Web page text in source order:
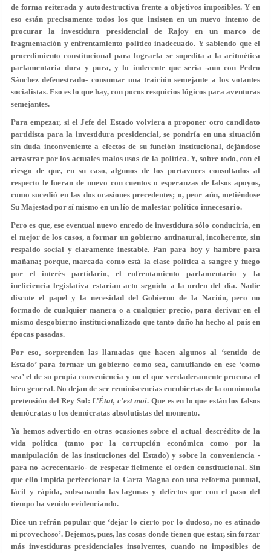
de forma reiterada y autodestructiva frente a objetivos imposibles. Y en
eso están precisamente todos los que insisten en un nuevo intento de
procurar la investidura presidencial de Rajoy en un marco de
fragmentación y enfrentamiento político inadecuado. Y sabiendo que el
procedimiento constitucional para lograrla se supedita a la aritmética
parlamentaria dura y pura, y lo indecente que sería -aun con Pedro
Sánchez defenestrado- consumar una traición semejante a los votantes
socialistas. Eso es lo que hay, con pocos resquicios lógicos para aventuras
semejantes.
Para empezar, si el Jefe del Estado volviera a proponer otro candidato
partidista para la investidura presidencial, se pondría en una situación
sin duda inconveniente a efectos de su función institucional, dejándose
arrastrar por los actuales malos usos de la política. Y, sobre todo, con el
riesgo de que, en su caso, algunos de los portavoces consultados al
respecto le fueran de nuevo con cuentos o esperanzas de falsos apoyos,
como sucedió en las dos ocasiones precedentes; o, peor aún, metiéndose
Su Majestad por sí mismo en un lío de malestar político innecesario.
Pero es que, ese eventual nuevo enredo de investidura sólo conduciría, en
el mejor de los casos, a formar un gobierno antinatural, incoherente, sin
respaldo social y claramente inestable. Pan para hoy y hambre para
mañana; porque, marcada como está la clase política a sangre y fuego
por el interés partidario, el enfrentamiento parlamentario y la
ineficiencia legislativa estarían acto seguido a la orden del día. Nadie
discute el papel y la necesidad del Gobierno de la Nación, pero no
formado de cualquier manera o a cualquier precio, para derivar en el
mismo desgobierno institucionalizado que tanto daño ha hecho al país en
épocas pasadas.
Por eso, sorprenden las llamadas que hacen algunos al ‘sentido de
Estado’ para formar un gobierno como sea, camuflando en ese ‘como
sea’ el de su propia conveniencia y no el que verdaderamente procura el
bien general. No dejan de ser reminiscencias encubiertas de la omnímoda
pretensión del Rey Sol:L’État, c’est moi. Que es en lo que están los falsos
demócratas o los demócratas absolutistas del momento.
Ya hemos advertido en otras ocasiones sobre el actual descrédito de la
vida política (tanto por la corrupción económica como por la
manipulación de las instituciones del Estado) y sobre la conveniencia -
para no acrecentarlo- de respetar fielmente el orden constitucional. Sin
que ello impida perfeccionar la Carta Magna con una reforma puntual,
fácil y rápida, subsanando las lagunas y defectos que con el paso del
tiempo ha venido evidenciando.
Dice un refrán popular que ‘dejar lo cierto por lo dudoso, no es atinado
ni provechoso’. Dejemos, pues, las cosas donde tienen que estar, sin forzar
más investiduras presidenciales insolventes, cuando no imposibles de